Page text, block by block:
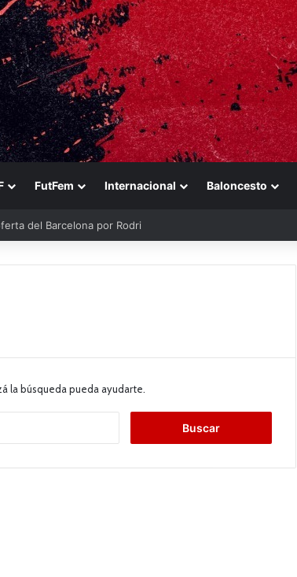
FutFem Internacional Baloncesto
del Barcelona por Rodri
la búsqueda pueda ayudarte.
c